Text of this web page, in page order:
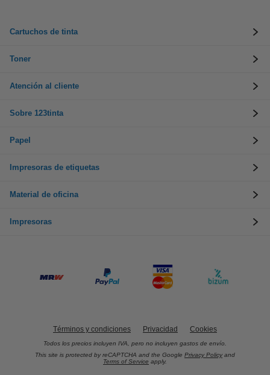
Cartuchos de tinta
Toner
Atención al cliente
Sobre 123tinta
Papel
Impresoras de etiquetas
Material de oficina
Impresoras
Términos y condiciones Privacidad Cookies
Todos los precios incluyen IVA, pero no incluyen gastos de envío.
This site is protected by reCAPTCHA and the Google Privacy Policy and
Terms of Service apply.